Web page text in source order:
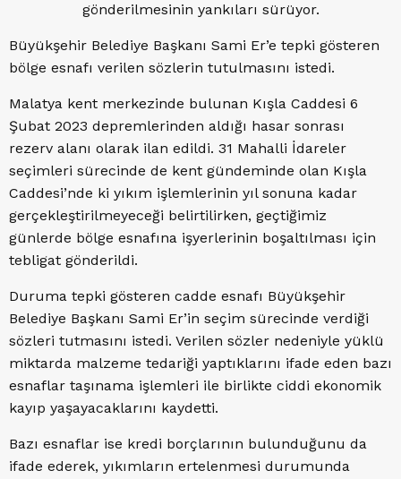
gönderilmesinin yankıları sürüyor.
Büyükşehir Belediye Başkanı Sami Er’e tepki gösteren
bölge esnafı verilen sözlerin tutulmasını istedi.
Malatya kent merkezinde bulunan Kışla Caddesi 6
Şubat 2023 depremlerinden aldığı hasar sonrası
rezerv alanı olarak ilan edildi. 31 Mahalli İdareler
seçimleri sürecinde de kent gündeminde olan Kışla
Caddesi’nde ki yıkım işlemlerinin yıl sonuna kadar
gerçekleştirilmeyeceği belirtilirken, geçtiğimiz
günlerde bölge esnafına işyerlerinin boşaltılması için
tebligat gönderildi.
Duruma tepki gösteren cadde esnafı Büyükşehir
Belediye Başkanı Sami Er’in seçim sürecinde verdiği
sözleri tutmasını istedi. Verilen sözler nedeniyle yüklü
miktarda malzeme tedariği yaptıklarını ifade eden bazı
esnaflar taşınama işlemleri ile birlikte ciddi ekonomik
kayıp yaşayacaklarını kaydetti.
Bazı esnaflar ise kredi borçlarının bulunduğunu da
ifade ederek, yıkımların ertelenmesi durumunda